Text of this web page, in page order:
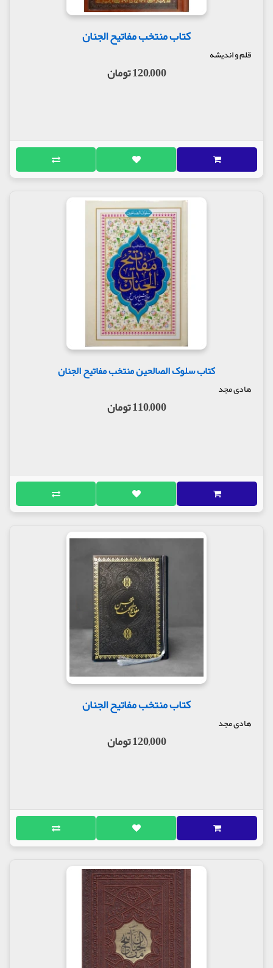
کتاب منتخب مفاتیح الجنان
قلم و اندیشه
120,000 تومان
کتاب سلوک الصالحین منتخب مفاتیح الجنان
هادی مجد
110,000 تومان
کتاب منتخب مفاتیح الجنان
هادی مجد
120,000 تومان